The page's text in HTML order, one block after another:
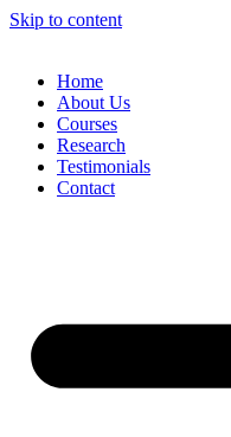
Skip to content
Home
About Us
Courses
Research
Testimonials
Contact